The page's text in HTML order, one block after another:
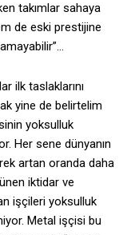
takımlar sahaya
de eski prestijine
ilk taslaklarını
yine de belirtelim
yoksulluk
Her sene dünyanın
artan oranda daha
iktidar ve
işçileri yoksulluk
Metal işçisi bu